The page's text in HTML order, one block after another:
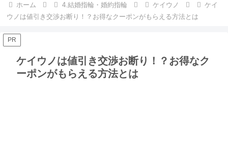
ホーム 4.結婚指輪・婚約指輪 ケイウノ
ケイ
ウノは値引き交渉お断り！？お得なクーポンがもらえる方法とは
PR
ケイウノは値引き交渉お断り！？お得なク
ーポンがもらえる方法とは